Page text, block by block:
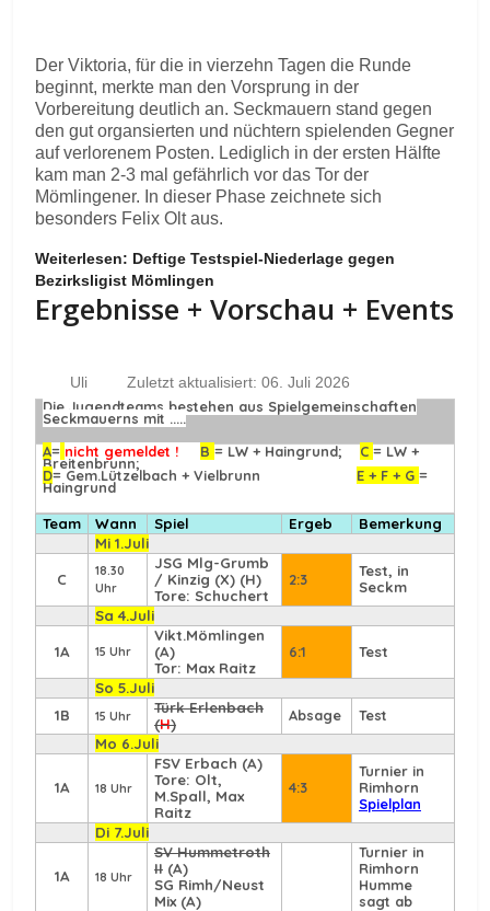
Der Viktoria, für die in vierzehn Tagen die Runde
beginnt, merkte man den Vorsprung in der
Vorbereitung deutlich an. Seckmauern stand gegen
den gut organsierten und nüchtern spielenden Gegner
auf verlorenem Posten. Lediglich in der ersten Hälfte
kam man 2-3 mal gefährlich vor das Tor der
Mömlingener. In dieser Phase zeichnete sich
besonders Felix Olt aus.
Weiterlesen: Deftige Testspiel-Niederlage gegen
Bezirksligist Mömlingen
Ergebnisse + Vorschau + Events
Uli
Zuletzt aktualisiert: 06. Juli 2026
Die Jugendteams bestehen aus Spielgemeinschaften
Seckmauerns mit .....
A= nicht gemeldet ! B = LW + Haingrund;C = LW +
Breitenbrunn;
D= Gem.Lützelbach + Vielbrunn E + F + G =
Haingrund
Team Wann Spiel Ergeb
Bemerkung
Mi 1.Juli
C
18.30
Uhr
JSG Mlg-Grumb
/ Kinzig (X) (H)
Tore: Schuchert
2:3
Test, in
Seckm
Sa 4.Juli
1A 15 Uhr
Vikt.Mömlingen
(A)
Tor: Max Raitz
6:1 Test
So 5.Juli
1B
15 Uhr
Türk Erlenbach
(H) Absage
Test
Mo 6.Juli
1A 18 Uhr
FSV Erbach (A)
Tore: Olt,
M.Spall, Max
Raitz
4:3
Turnier in
Rimhorn
Spielplan
Di 7.Juli
1A 18 Uhr
SV Hummetroth
II (A)
SG Rimh/Neust
Mix (A)
Turnier in
Rimhorn
Humme
sagt ab